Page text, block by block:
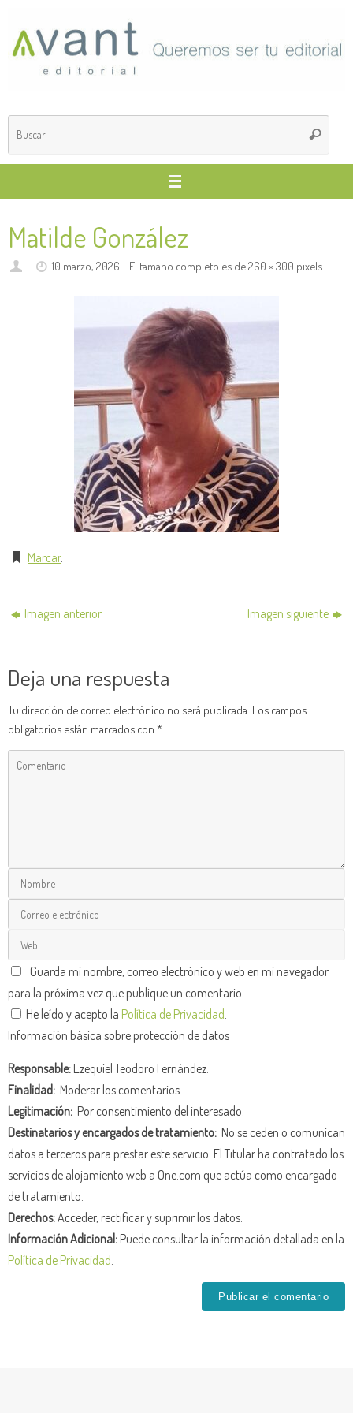
contenido
Buscar
Matilde González
10 marzo, 2026 El tamaño completo es de260 × 300 pixels
Marcar.
Imagen anterior Imagen siguiente
Deja una respuesta
Tu dirección de correo electrónico no será publicada. Los campos
obligatorios están marcados con *
Guarda mi nombre, correo electrónico y web en mi navegador
para la próxima vez que publique un comentario.
He leído y acepto la Política de Privacidad
Información básica sobre protección de datos
Responsable:Ezequiel Teodoro Fernández.
Finalidad: Moderar los comentarios.
Legitimación: Por consentimiento del interesado.
Destinatarios y encargados de tratamiento: No se ceden o comunican
datos a terceros para prestar este servicio. El Titular ha contratado los
servicios de alojamiento web a One.com que actúa como encargado
de tratamiento.
Derechos:Acceder, rectificar y suprimir los datos.
Información Adicional:Puede consultar la información detallada en la
Política de Privacidad